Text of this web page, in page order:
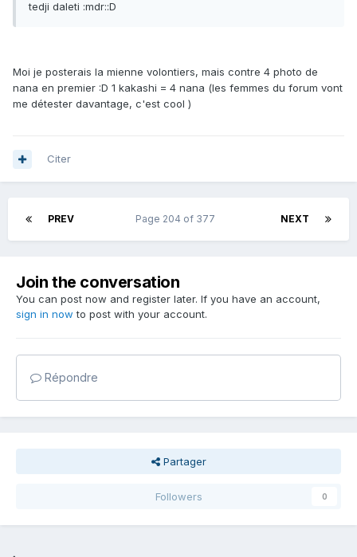
tedji daleti :mdr::D
Moi je posterais la mienne volontiers, mais contre 4 photo de
nana en premier :D 1 kakashi = 4 nana (les femmes du forum vont
me détester davantage, c'est cool )
Citer
PREV NEXT
Page 204 of 377
Join the conversation
You can post now and register later. If you have an account,
sign in now to post with your account.
Répondre
Partager
Followers 0